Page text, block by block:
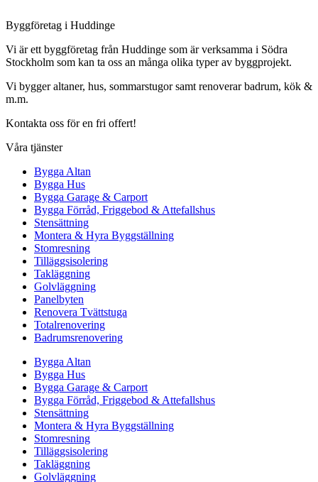
Byggföretag i Huddinge
Vi är ett byggföretag från Huddinge som är verksamma i Södra
Stockholm som kan ta oss an många olika typer av byggprojekt.
Vi bygger altaner, hus, sommarstugor samt renoverar badrum, kök &
m.m.
Kontakta oss för en fri offert!
Våra tjänster
Bygga Altan
Bygga Hus
Bygga Garage & Carport
Bygga Förråd, Friggebod & Attefallshus
Stensättning
Montera & Hyra Byggställning
Stomresning
Tilläggsisolering
Takläggning
Golvläggning
Panelbyten
Renovera Tvättstuga
Totalrenovering
Badrumsrenovering
Bygga Altan
Bygga Hus
Bygga Garage & Carport
Bygga Förråd, Friggebod & Attefallshus
Stensättning
Montera & Hyra Byggställning
Stomresning
Tilläggsisolering
Takläggning
Golvläggning